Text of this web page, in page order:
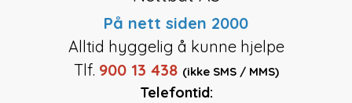
På nett siden 2000
Alltid hyggelig å kunne hjelpe
Tlf. 900 13 438 (ikke SMS / MMS)
Telefontid: